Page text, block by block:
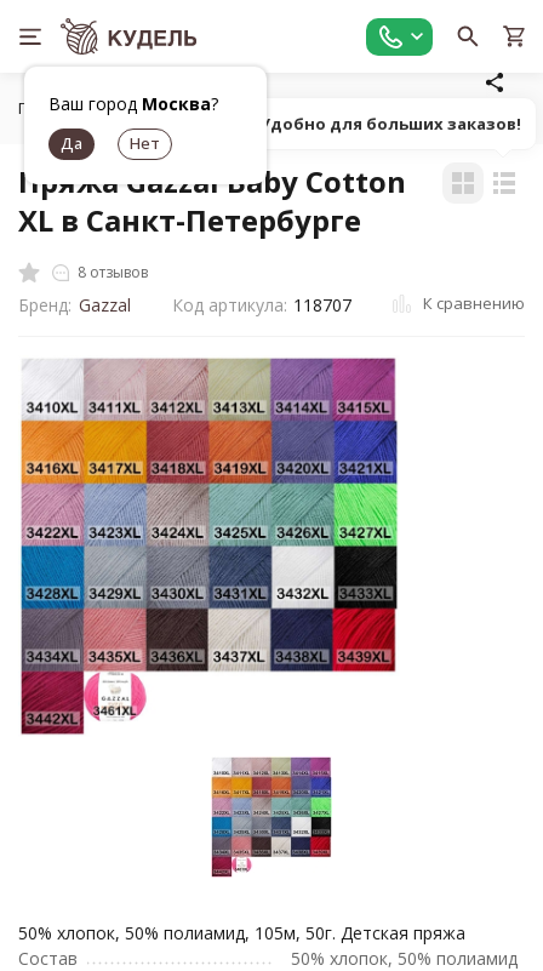
Ваш город Москва?
Главная Все для вязания
Пряжа Gazzal Baby Cotton
XL в Санкт-Петербурге
8 отзывов
Бренд: Gazzal Код артикула: 118707 К сравнению
50% хлопок, 50% полиамид, 105м, 50г. Детская пряжа
Состав
50% хлопок, 50% полиамид
Попробуй! Удобно для больших заказов!